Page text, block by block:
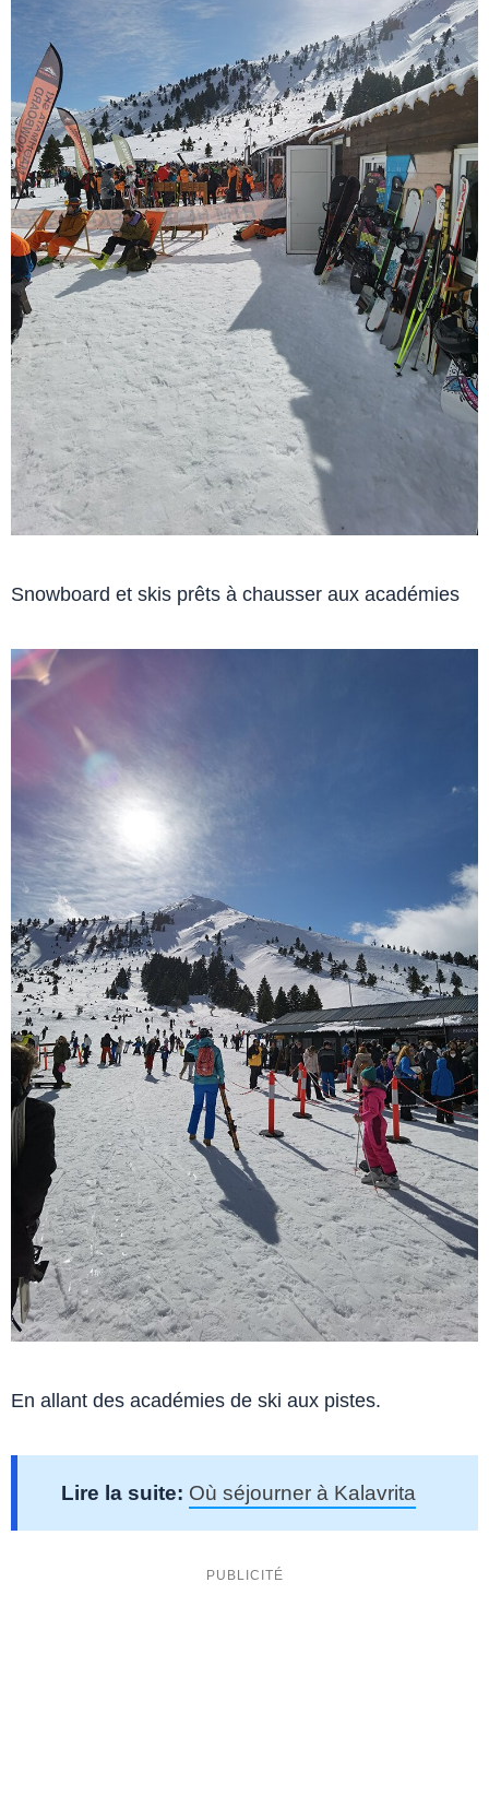
Snowboard et skis prêts à chausser aux académies
En allant des académies de ski aux pistes.
Lire la suite: Où séjourner à Kalavrita